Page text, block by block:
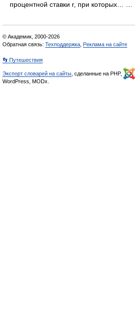
процентной ставки r, при которых… …
© Академик, 2000-2026
Обратная связь: Техподдержка Реклама на сайте
👣 Путешествия
Экспорт словарей на сайты , сделанные на PHP,
WordPress, MODx.